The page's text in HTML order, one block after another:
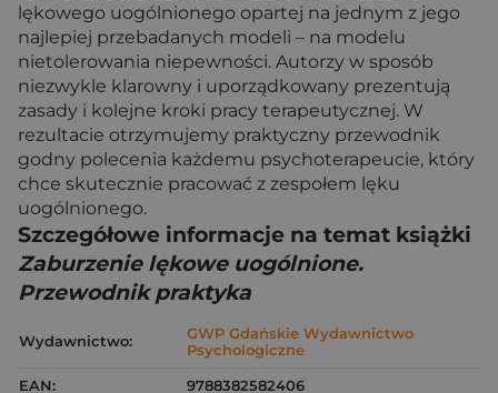
lękowego uogólnionego opartej na jednym z jego
najlepiej przebadanych modeli – na modelu
nietolerowania niepewności. Autorzy w sposób
niezwykle klarowny i uporządkowany prezentują
zasady i kolejne kroki pracy terapeutycznej. W
rezultacie otrzymujemy praktyczny przewodnik
godny polecenia każdemu psychoterapeucie, który
chce skutecznie pracować z zespołem lęku
uogólnionego.
Szczegółowe informacje na temat książki
Zaburzenie lękowe uogólnione.
Przewodnik praktyka
Wydawnictwo:
GWP Gdańskie Wydawnictwo
Psychologiczne
EAN:
9788382582406